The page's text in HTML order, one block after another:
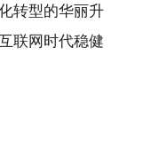
转型的华丽升
联网时代稳健